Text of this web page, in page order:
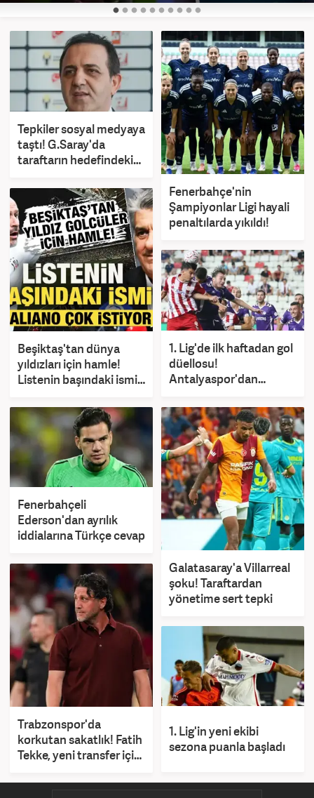
Tepkiler sosyal medyaya
taştı! G.Saray'da
taraftarın hedefindeki
Fenerbahçe'nin
Şampiyonlar Ligi hayali
penaltılarda yıkıldı!
Beşiktaş'tan dünya
yıldızları için hamle!
Listenin başındaki ismi
1. Lig'de ilk haftadan gol
düellosu!
Antalyaspor'dan
Fenerbahçeli
Ederson'dan ayrılık
iddialarına Türkçe cevap
Galatasaray'a Villarreal
şoku! Taraftardan
yönetime sert tepki
Trabzonspor'da
korkutan sakatlık! Fatih
Tekke, yeni transfer için
1. Lig'in yeni ekibi
sezona puanla başladı